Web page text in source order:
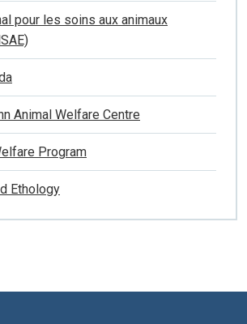
pour les soins aux animaux
Animal Welfare Centre
Program
Ethology